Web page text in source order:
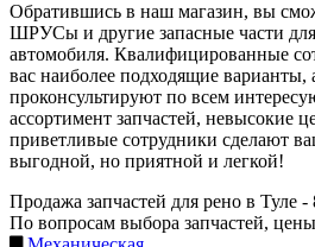
Обратившись в наш магазин, вы
ШРУСы и другие запасные части
автомобиля. Квалифицированные
вас наиболее подходящие варианты,
проконсультируют по всем
ассортимент запчастей, невысокие
приветливые сотрудники сделают
выгодной, но приятной и легкой!
Продажа запчастей для рено в Туле -
По вопросам выбора запчастей,